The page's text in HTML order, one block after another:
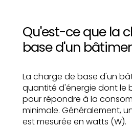
Qu'est-ce que la
base d'un
La charge de base d'un
quantité d'énergie dont le
pour répondre à la
minimale. Généralement,
est mesurée en watts (W).